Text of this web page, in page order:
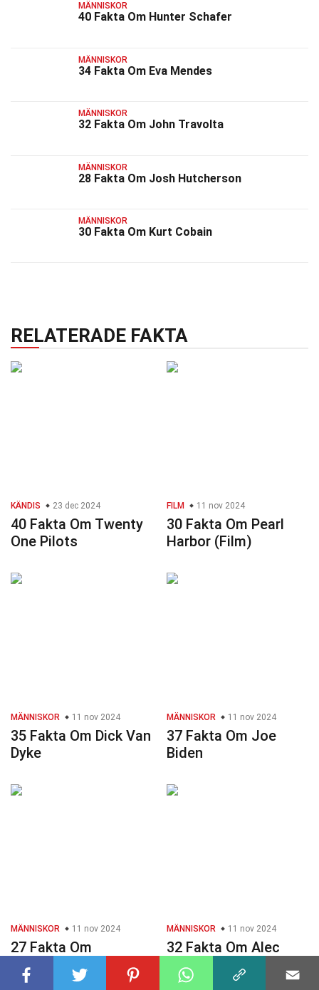
MÄNNISKOR
40 Fakta Om Hunter Schafer
MÄNNISKOR
34 Fakta Om Eva Mendes
MÄNNISKOR
32 Fakta Om John Travolta
MÄNNISKOR
28 Fakta Om Josh Hutcherson
MÄNNISKOR
30 Fakta Om Kurt Cobain
RELATERADE FAKTA
KÄNDIS 23 dec 2024
40 Fakta Om Twenty
One Pilots
FILM 11 nov 2024
30 Fakta Om Pearl
Harbor (Film)
MÄNNISKOR 11 nov 2024
35 Fakta Om Dick Van
Dyke
MÄNNISKOR 11 nov 2024
37 Fakta Om Joe
Biden
MÄNNISKOR 11 nov 2024
27 Fakta Om
Abraham Lincoln
MÄNNISKOR 11 nov 2024
32 Fakta Om Alec
Baldwin